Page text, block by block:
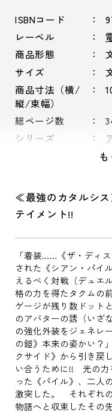
ISBNコード
レーベル
商品形態
サイズ
商品寸法（横/
縦/束幅）
総ページ数
シリーズ
≪最強のカタルシ
テイメント!!
「着装……《ザ・ディ
された《シアン・パイ
えるべく対戦（デュエ
格の力を得たタクムの
ゲージが残り数ドット
のアバターの誘（いざ
の強化外装をジェネ
の鎧》本来の姿かい？
クサイド》から引き戻
い合うために!! 光の力
った《パイル》、二人
激突した。 それぞれ
物語へと収束したその